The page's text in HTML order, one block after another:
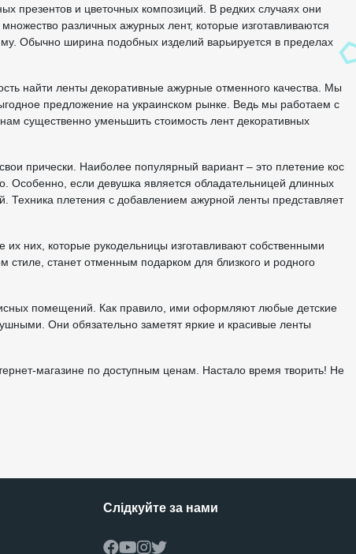
презентов и цветочных композиций. В редких случаях они
различных ажурных лент, которые изготавливаются
Обычно ширина подобных изделий варьируется в пределах
найти ленты декоративные ажурные отменного качества. Мы
предложение на украинском рынке. Ведь мы работаем с
существенно уменьшить стоимость лент декоративных
прически. Наиболее популярный вариант – это плетение кос
Особенно, если девушка является обладательницей длинных
Техника плетения с добавлением ажурной ленты представляет
них, которые рукодельницы изготавливают собственными
станет отменным подарком для близкого и родного
помещений. Как правило, ими оформляют любые детские
Они обязательно заметят яркие и красивые ленты
магазине по доступным ценам. Настало время творить! Не
Слідкуйте за нами